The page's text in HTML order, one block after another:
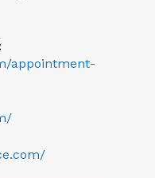
appointment-